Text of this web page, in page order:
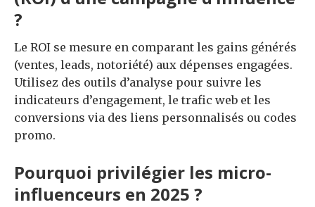
?
Le ROI se mesure en comparant les gains générés
(ventes, leads, notoriété) aux dépenses engagées.
Utilisez des outils d’analyse pour suivre les
indicateurs d’engagement, le trafic web et les
conversions via des liens personnalisés ou codes
promo.
Pourquoi privilégier les micro-
influenceurs en 2025 ?